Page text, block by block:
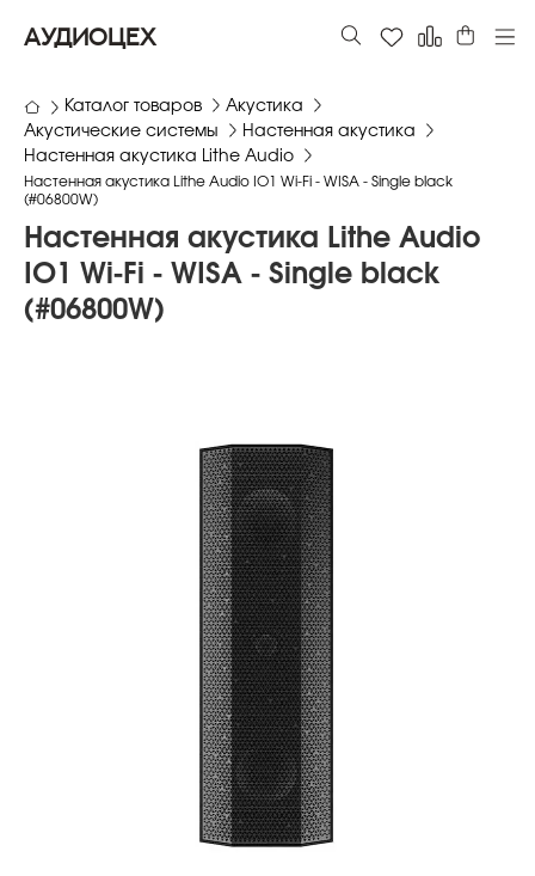
АУДИОЦЕХ
Каталог товаров
Акустика
Акустические системы
Настенная акустика
Настенная акустика Lithe Audio
Настенная акустика Lithe Audio IO1 Wi-Fi - WISA - Single black
(#06800W)
Настенная акустика Lithe Audio
IO1 Wi-Fi - WISA - Single black
(#06800W)